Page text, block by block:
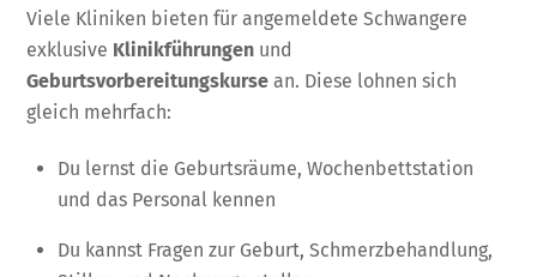
Viele Kliniken bieten für angemeldete Schwangere
exklusive Klinikführungen und
Geburtsvorbereitungskurse an. Diese lohnen sich
gleich mehrfach:
Du lernst die Geburtsräume, Wochenbettstation
und das Personal kennen
Du kannst Fragen zur Geburt, Schmerzbehandlung,